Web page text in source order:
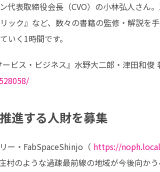
代表取締役会長（CVO）の小林弘人さん
ック』など、数々の書籍の監修・解説を
いく1時間です。
進する人財を募集
ー・FabSpaceShinjo（ https://
村のような過疎最前線の地域が今後向か